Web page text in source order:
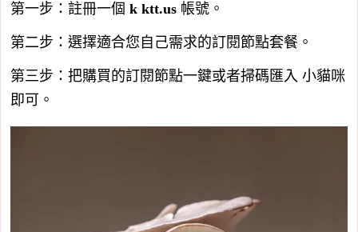
第一步：註冊一個 k ktt.us 帳號。
第二步：選擇適合您自己需求的訂閱節點套餐。
第三步：把購買的訂閱節點一鍵或者掃碼匯入 小貓咪
即可。